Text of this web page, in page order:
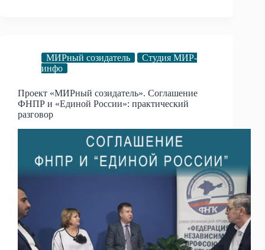
МИРный созидатель
Студия МИР-
инфо
Проект «МИРный созидатель». Соглашение
ФНПР и «Единой России»: практический
разговор